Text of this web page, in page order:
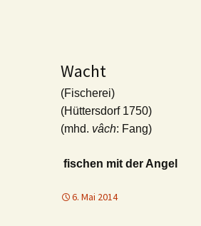
Wacht
(Fischerei)
(Hüttersdorf 1750)
(mhd. vâch: Fang)
fischen mit der Angel
6. Mai 2014